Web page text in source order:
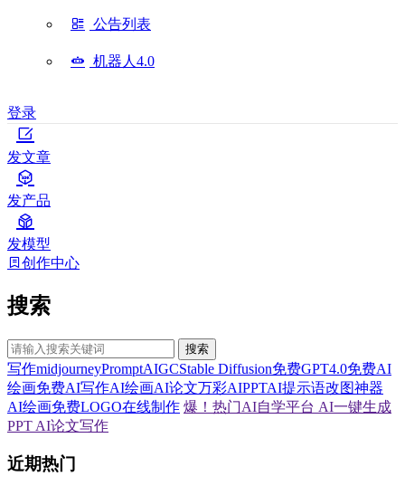
公告列表
机器人4.0
登录
发文章
发产品
发模型
创作中心
搜索
搜索
写作midjourneyPromptAIGCStable Diffusion免费GPT4.0免费AI
绘画免费AI写作AI绘画AI论文万彩AIPPTAI提示语改图神器
AI绘画免费LOGO在线制作 爆！热门AI自学平台 AI一键生成
PPT AI论文写作
近期热门